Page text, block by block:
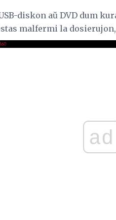
diskon aŭ DVD dum
malfermi la
ad